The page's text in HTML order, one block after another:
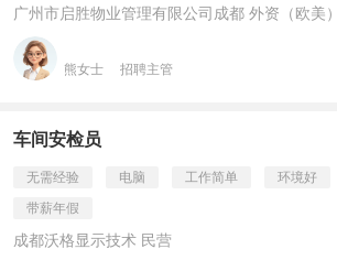
广州市启胜物业管理有限公司成都 外资（欧美）
熊女士 招聘主管
车间安检员
无需经验 电脑 工作简单 环境好
带薪年假
成都沃格显示技术 民营